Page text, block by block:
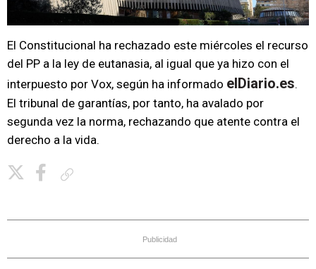
El Constitucional ha rechazado este miércoles el recurso
del PP a la ley de eutanasia, al igual que ya hizo con el
interpuesto por Vox, según ha informado elDiario.es.
El tribunal de garantías, por tanto, ha avalado por
segunda vez la norma, rechazando que atente contra el
derecho a la vida.
Publicidad